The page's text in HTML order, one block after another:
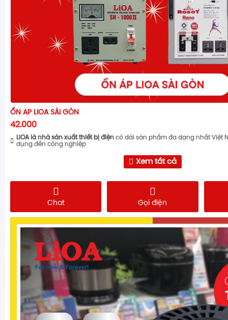
ỔN ÁP LIOA SÀI GÒN
42.000
LiOA là nhà sản xuất thiết bị điện có dải sản phẩm đa dạng nhất Việt
dụng đến công nghiệp
Xem tất cả
Chat Gọi điện